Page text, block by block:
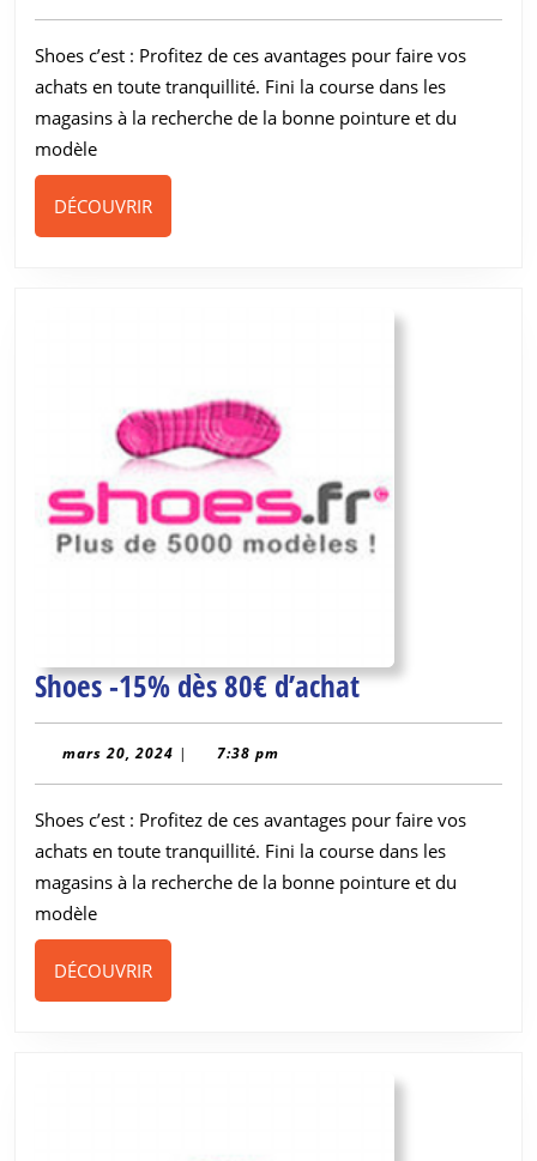
100€
d’achat
Shoes c’est : Profitez de ces avantages pour faire vos
achats en toute tranquillité. Fini la course dans les
magasins à la recherche de la bonne pointure et du
modèle
DÉCOUVRIRDÉCOUVRIR
Shoes -15% dès 80€ d’achatShoes
-15%
80€
d’achat
mars 20, 2024 mars
| 7:38 pm
Shoes c’est : Profitez de ces avantages pour faire vos
achats en toute tranquillité. Fini la course dans les
magasins à la recherche de la bonne pointure et du
modèle
DÉCOUVRIRDÉCOUVRIR